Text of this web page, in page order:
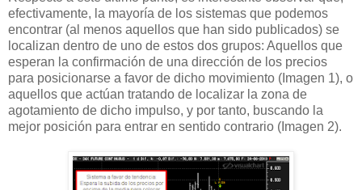
efectivamente, la mayoría de los sistemas que podemos
encontrar (al menos aquellos que han sido publicados) se
localizan dentro de uno de estos dos grupos: Aquellos que
esperan la confirmación de una dirección de los precios
para posicionarse a favor de dicho movimiento (Imagen 1), o
aquellos que actúan tratando de localizar la zona de
agotamiento de dicho impulso, y por tanto, buscando la
mejor posición para entrar en sentido contrario (Imagen 2).